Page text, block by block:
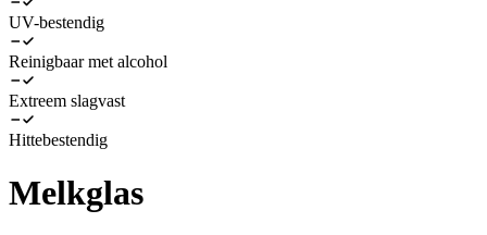
UV-bestendig
Reinigbaar met alcohol
Extreem slagvast
Hittebestendig
Melkglas